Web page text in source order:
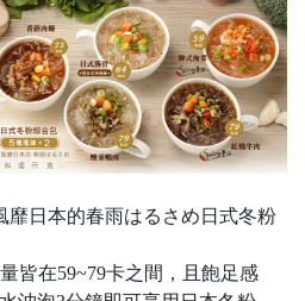
靡日本的春雨はるさめ日式冬粉
皆在59~79卡之間，且飽足感